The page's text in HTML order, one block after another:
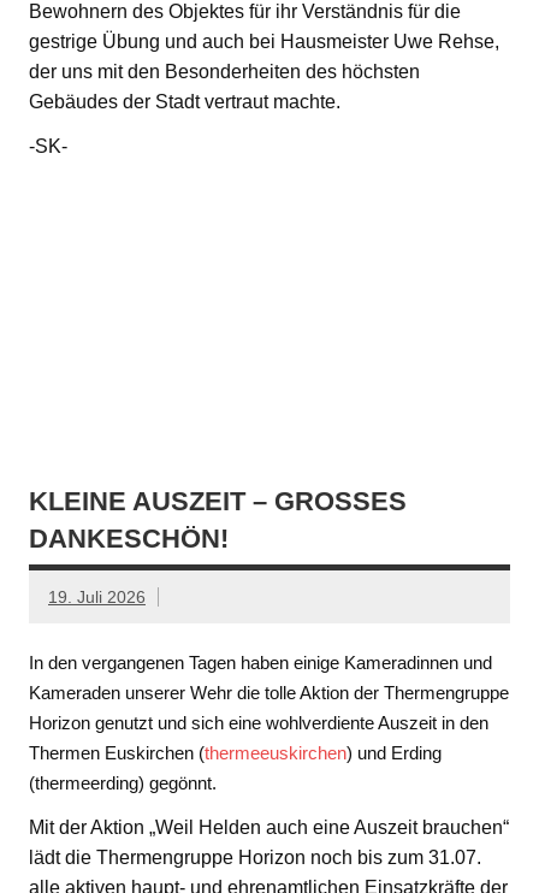
Bewohnern des Objektes für ihr Verständnis für die
gestrige Übung und auch bei Hausmeister Uwe Rehse,
der uns mit den Besonderheiten des höchsten
Gebäudes der Stadt vertraut machte.
-SK-
KLEINE AUSZEIT – GROSSES D
ANKESCHÖN!
19. Juli 2026
In den vergangenen Tagen haben einige Kameradinnen und
Kameraden unserer Wehr die tolle Aktion der Thermengruppe
Horizon genutzt und sich eine wohlverdiente Auszeit in den
Thermen Euskirchen (thermeeuskirchen) und Erding
(thermeerding) gegönnt.
Mit der Aktion „Weil Helden auch eine Auszeit brauchen“
lädt die Thermengruppe Horizon noch bis zum 31.07.
alle aktiven haupt- und ehrenamtlichen Einsatzkräfte der